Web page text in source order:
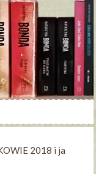
2018 i ja